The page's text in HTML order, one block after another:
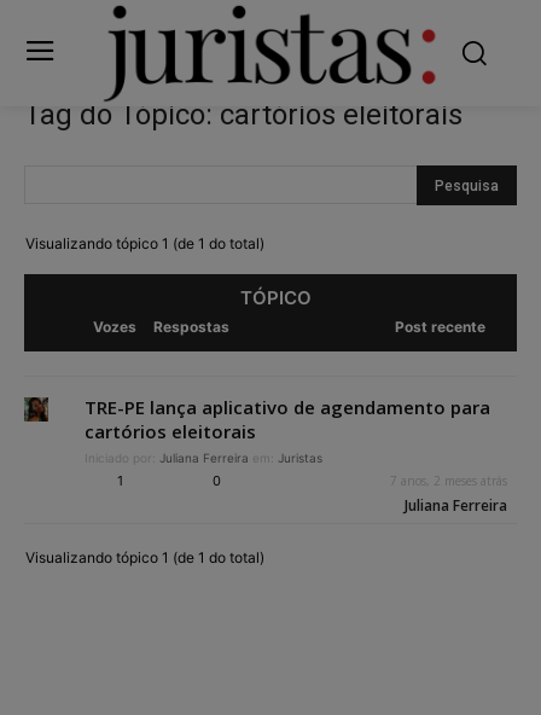
Tag do Tópico: cartórios eleitorais
Visualizando tópico 1 (de 1 do total)
TÓPICO
Vozes Respostas Post recente
TRE-PE lança aplicativo de agendamento para
cartórios eleitorais
Iniciado por: Juliana Ferreira em: Juristas
1 0 7 anos, 2 meses atrás
Juliana Ferreira
Visualizando tópico 1 (de 1 do total)